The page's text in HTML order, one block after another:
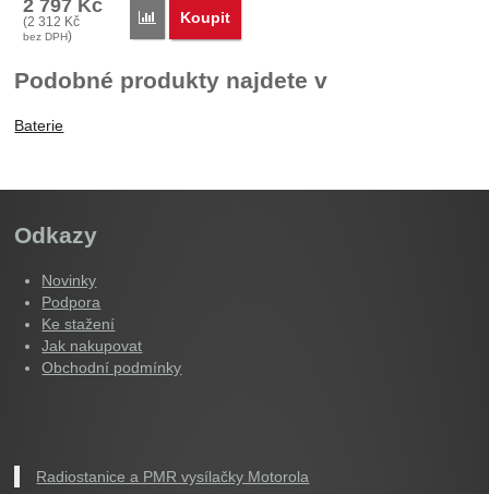
2 797 Kč
(2 312 Kč
bez DPH)
Porovnat
Koupit
Podobné produkty najdete v
Baterie
Odkazy
Novinky
Podpora
Ke stažení
Jak nakupovat
Obchodní podmínky
Radiostanice a PMR vysílačky Motorola